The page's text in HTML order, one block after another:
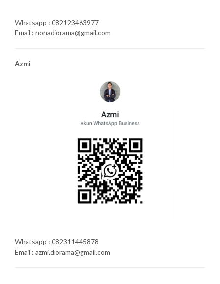
Whatsapp : 082123463977
Email : nonadiorama@gmail.com
Azmi
Whatsapp : 082311445878
Email : azmi.diorama@gmail.com